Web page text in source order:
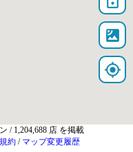
satellite
my_location
/ 1,204,688 店 を掲載
約 / マップ変更履歴